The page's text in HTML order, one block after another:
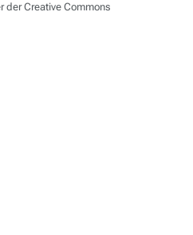
der Creative Commons